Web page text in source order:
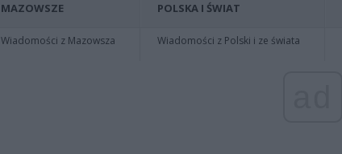
MAZOWSZE
Wiadomości z Mazowsza
POLSKA I ŚWIAT
Wiadomości z Polski i ze świata